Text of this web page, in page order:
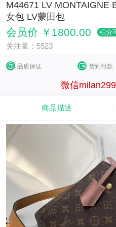
M44671 LV MONTAIGNE
女包 LV蒙田包
会员价 ￥1800.00 积分
关注量：5523
品质保证 货到付款
微信
商品描述